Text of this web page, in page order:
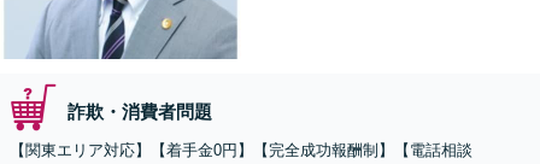
詐欺・消費者問題
【関東エリア対応】【着手金0円】【完全成功報酬制】【電話相談